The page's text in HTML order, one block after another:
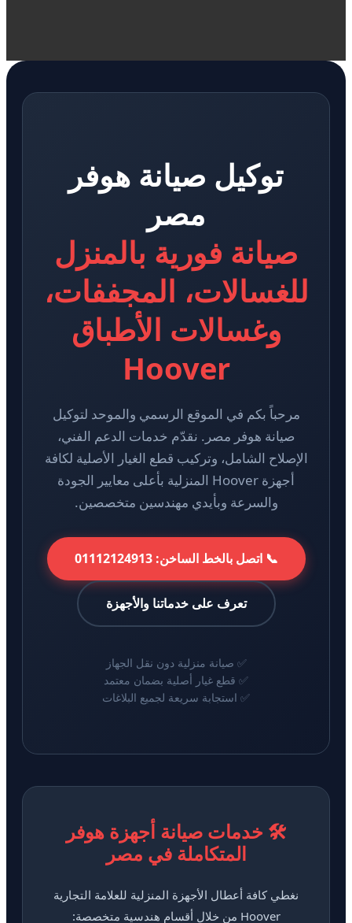
توكيل صيانة هوفر
مصر
صيانة فورية بالمنزل
للغسالات، المجففات،
وغسالات الأطباق
Hoover
مرحباً بكم في الموقع الرسمي والموحد لتوكيل
صيانة هوفر مصر. نقدّم خدمات الدعم الفني،
الإصلاح الشامل، وتركيب قطع الغيار الأصلية لكافة
أجهزة Hoover المنزلية بأعلى معايير الجودة
والسرعة وبأيدي مهندسين متخصصين.
📞 اتصل بالخط الساخن: 01112124913
تعرف على خدماتنا والأجهزة
✅ صيانة منزلية دون نقل الجهاز
✅ قطع غيار أصلية بضمان معتمد
✅ استجابة سريعة لجميع البلاغات
🛠️ خدمات صيانة أجهزة هوفر
المتكاملة في مصر
نغطي كافة أعطال الأجهزة المنزلية للعلامة التجارية
Hoover من خلال أقسام هندسية متخصصة: